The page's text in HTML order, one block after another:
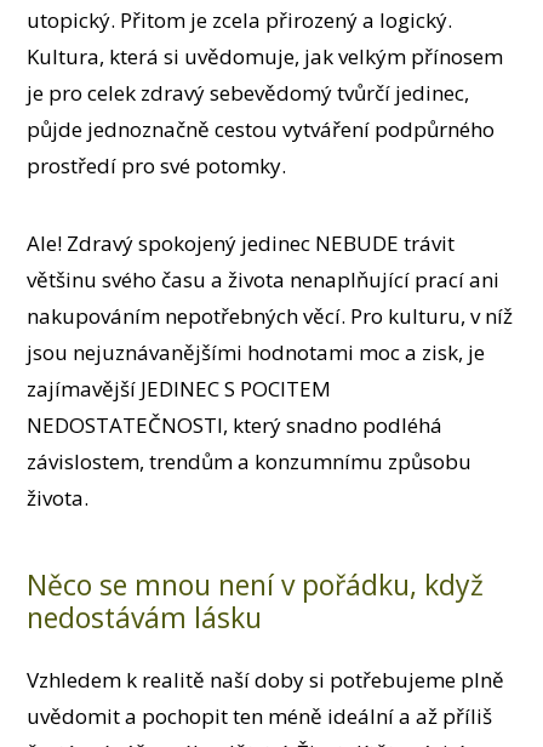
utopický. Přitom je zcela přirozený a logický.
Kultura, která si uvědomuje, jak velkým přínosem
je pro celek zdravý sebevědomý tvůrčí jedinec,
půjde jednoznačně cestou vytváření podpůrného
prostředí pro své potomky.
Ale! Zdravý spokojený jedinec NEBUDE trávit
většinu svého času a života nenaplňující prací ani
nakupováním nepotřebných věcí. Pro kulturu, v níž
jsou nejuznávanějšími hodnotami moc a zisk, je
zajímavější JEDINEC S POCITEM
NEDOSTATEČNOSTI, který snadno podléhá
závislostem, trendům a konzumnímu způsobu
života.
Něco se mnou není v pořádku, když
nedostávám lásku
Vzhledem k realitě naší doby si potřebujeme plně
uvědomit a pochopit ten méně ideální a až příliš